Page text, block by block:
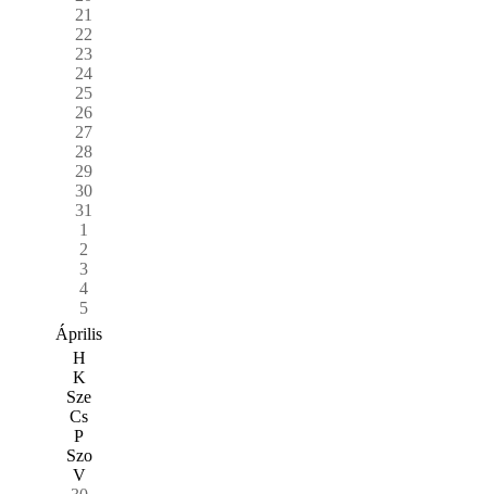
21
22
23
24
25
26
27
28
29
30
31
1
2
3
4
5
Április
H
K
Sze
Cs
P
Szo
V